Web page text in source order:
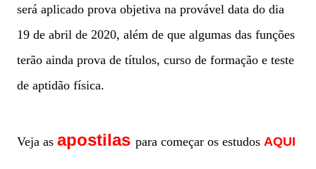
será aplicado prova objetiva na provável data do dia
19 de abril de 2020, além de que algumas das funções
terão ainda prova de títulos, curso de formação e teste
de aptidão física.
Veja as apostilas para começar os estudos AQUI